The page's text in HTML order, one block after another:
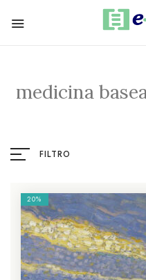
medicina
FILTRO
20%